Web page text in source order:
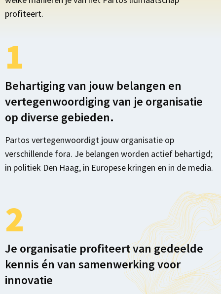
profiteert.
1
Behartiging van jouw belangen en
vertegenwoordiging van je organisatie
op diverse gebieden.
Partos vertegenwoordigt jouw organisatie op
verschillende fora. Je belangen worden actief behartigd;
in politiek Den Haag, in Europese kringen en in de media.
2
Je organisatie profiteert van gedeelde
kennis én van samenwerking voor
innovatie